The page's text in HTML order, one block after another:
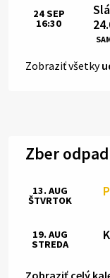
Čas:
24SEP
16:30
Zobraziť všetky
Zber
13. AUG
ŠTVRTOK
19. AUG
STREDA
Zobraziť celý